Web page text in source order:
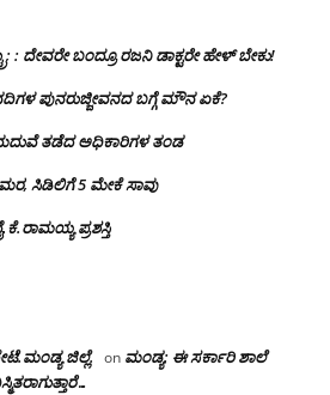
: ದೇವರೇ ಬಂದ್ರೂ ರಜನಿ ಡಾಕ್ಟರೇ ಹೇಳ್ ಬೇಕು!
ಪುನರುಜ್ಜೀವನದ ಬಗ್ಗೆ ಮೌನ ಏಕೆ?
ಮದುವೆ ತಡೆದ ಅಧಿಕಾರಿಗಳ ತಂಡ
ಸಿಡಿಲಿಗೆ 5 ಮೇಕೆ ಸಾವು
ಪ್ರಶಸ್ತಿ
ಜಿಲ್ಲೆ. on ಮಂಡ್ಯ: ಈ ಸರ್ಕಾರಿ ಶಾಲೆ